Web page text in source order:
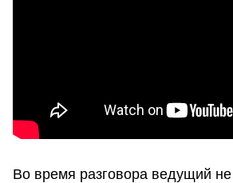
Во время разговора ведущий